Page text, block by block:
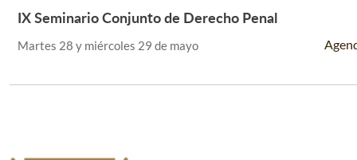
Leer Más +
IX Seminario Conjunto de Derecho Penal
Martes 28 y miércoles 29 de mayo